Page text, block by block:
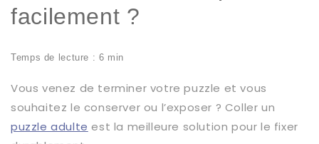
facilement ?
Temps de lecture : 6 min
Vous venez de terminer votre puzzle et vous
souhaitez le conserver ou l’exposer ? Coller un
puzzle adulte est la meilleure solution pour le fixer